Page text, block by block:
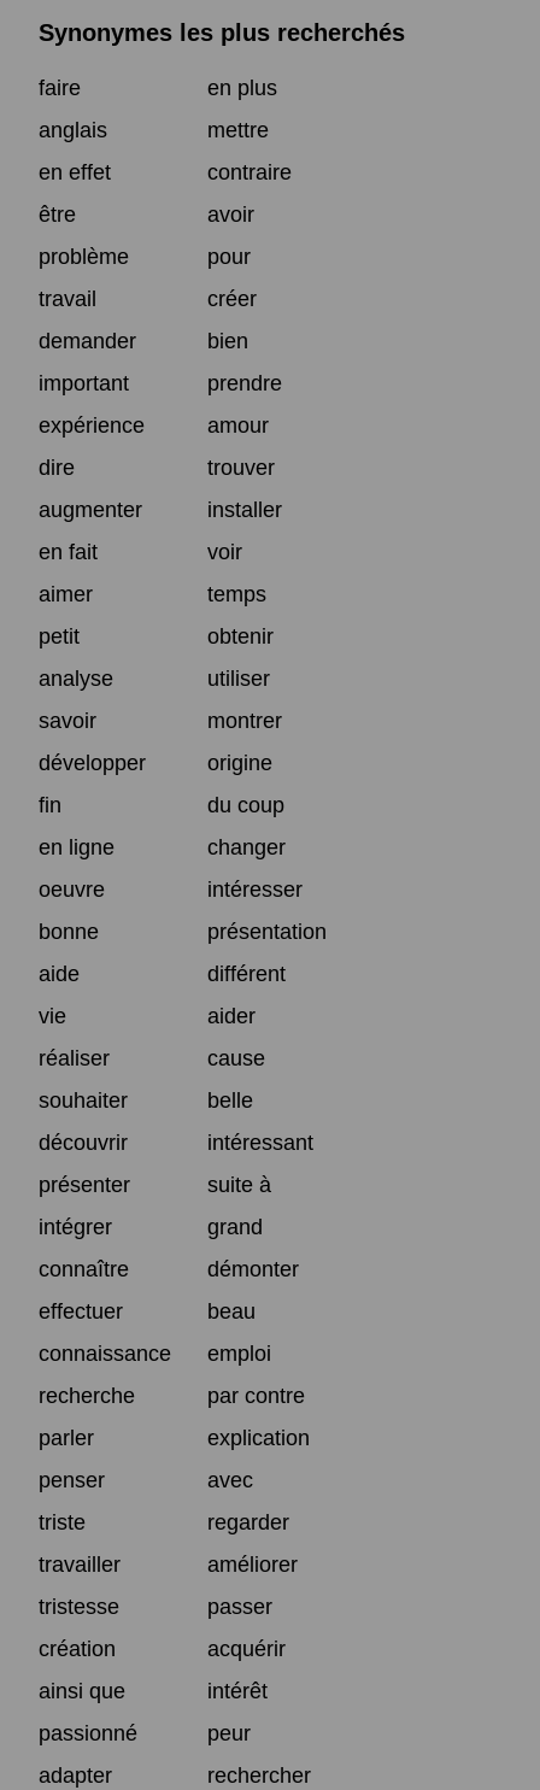
Synonymes les plus recherchés
faire
en plus
anglais
mettre
en effet
contraire
être
avoir
problème
pour
travail
créer
demander
bien
important
prendre
expérience
amour
dire
trouver
augmenter
installer
en fait
voir
aimer
temps
petit
obtenir
analyse
utiliser
savoir
montrer
développer
origine
fin
du coup
en ligne
changer
oeuvre
intéresser
bonne
présentation
aide
différent
vie
aider
réaliser
cause
souhaiter
belle
découvrir
intéressant
présenter
suite à
intégrer
grand
connaître
démonter
effectuer
beau
connaissance
emploi
recherche
par contre
parler
explication
penser
avec
triste
regarder
travailler
améliorer
tristesse
passer
création
acquérir
ainsi que
intérêt
passionné
peur
adapter
rechercher